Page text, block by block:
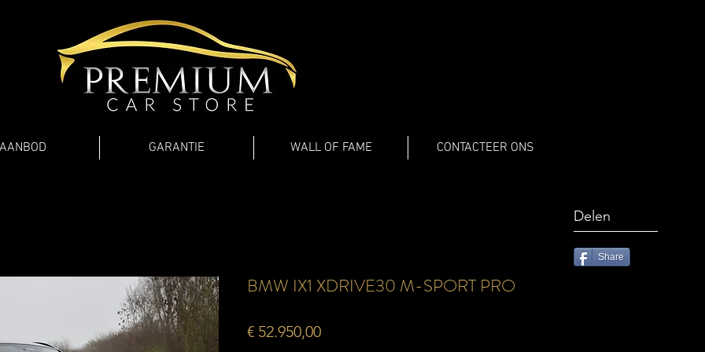
GARANTIE WALL OF FAME CONTACTEER ONS
Delen
Share
BMW IX1 XDRIVE30 M-SPORT PRO
€ 52.950,00Prijs